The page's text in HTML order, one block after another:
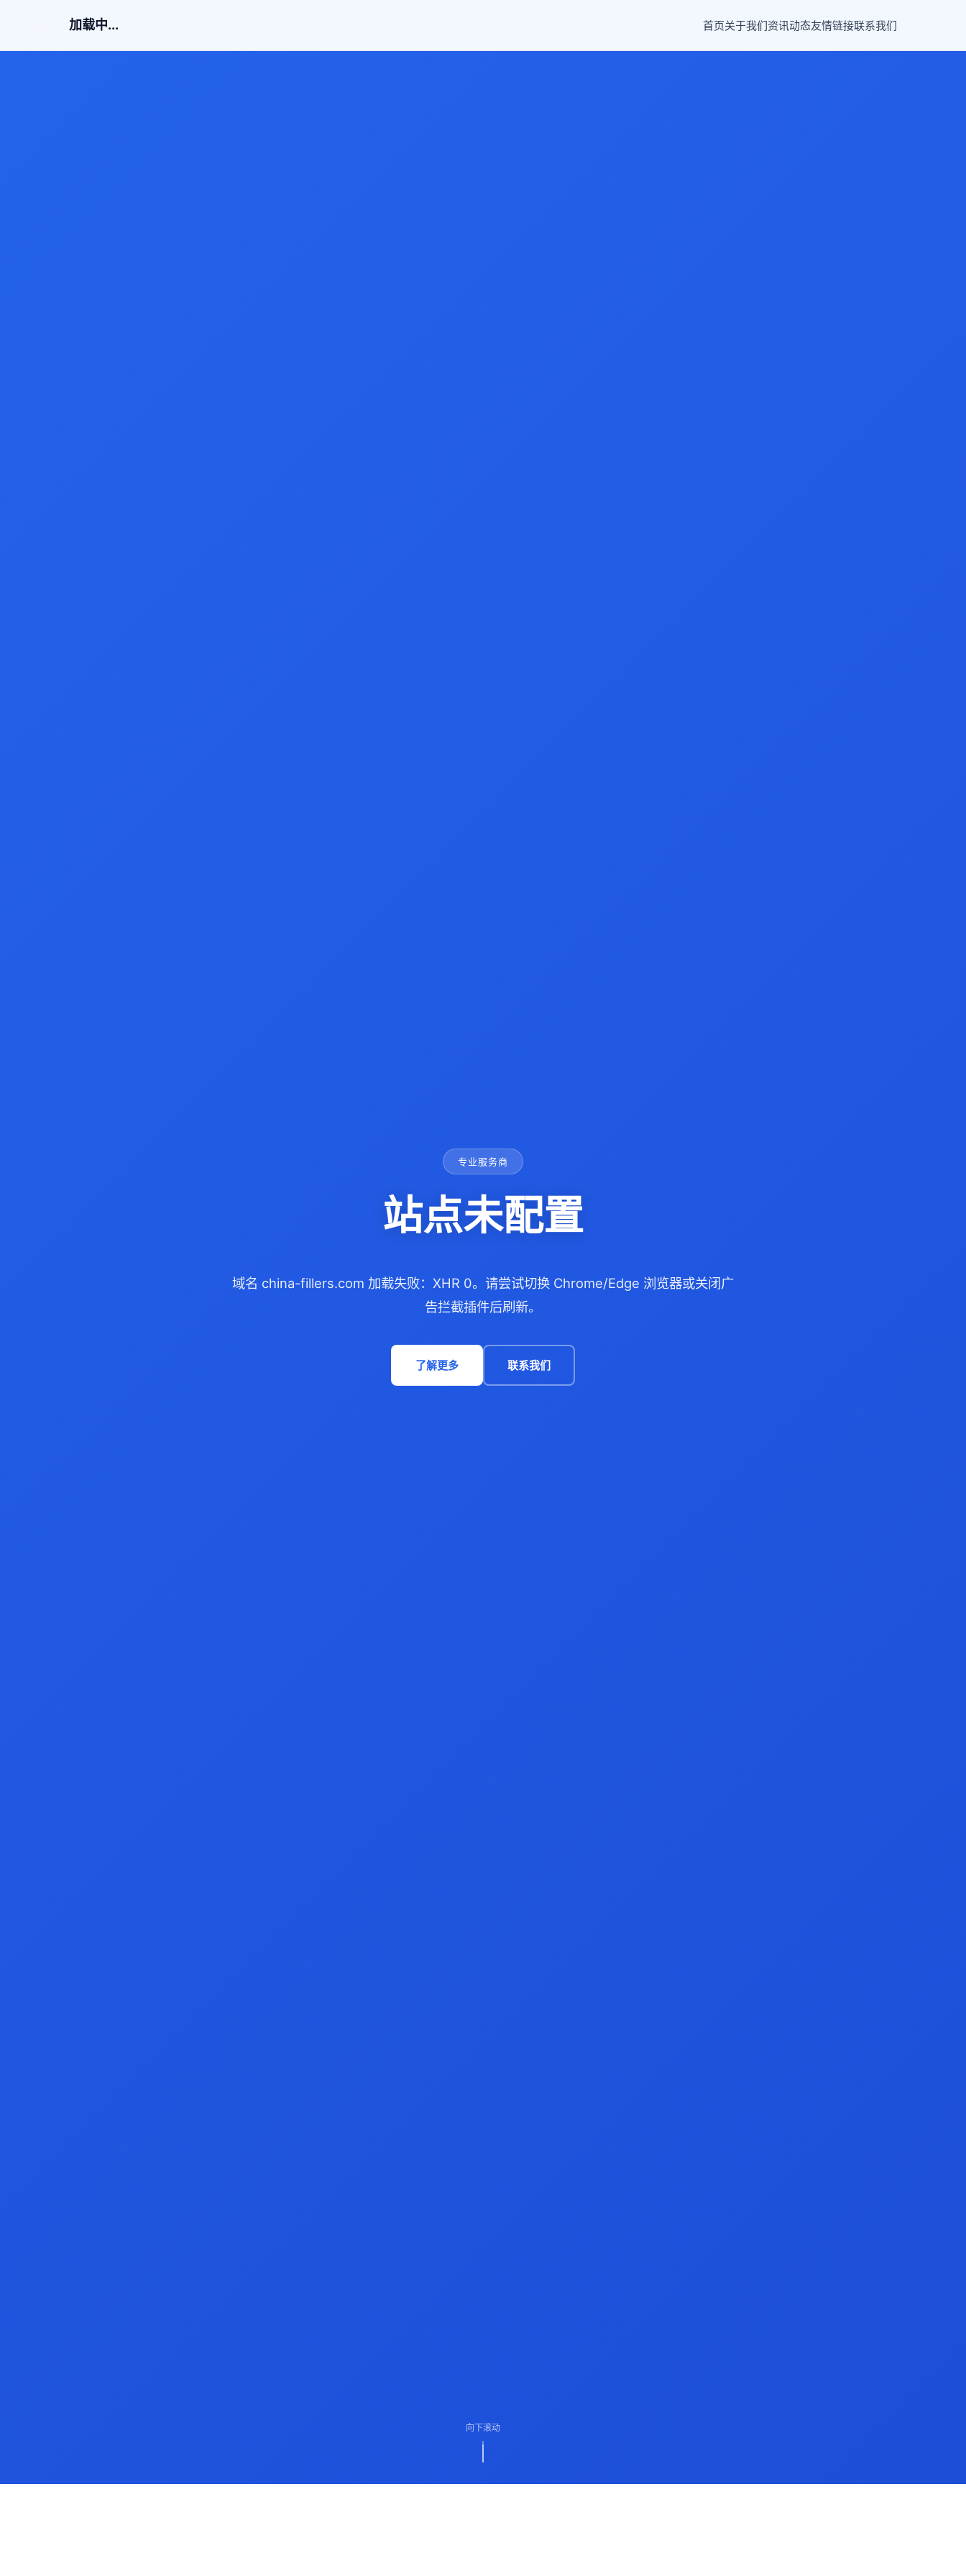
加载中... 首页关于我们资讯动态友情链接联系我们
专业服务商
站点未配置
域名 china-fillers.com 加载失败：XHR 0。请尝试切换 Chrome/Edge 浏览器或关闭广
告拦截插件后刷新。
了解更多 联系我们
向下滚动